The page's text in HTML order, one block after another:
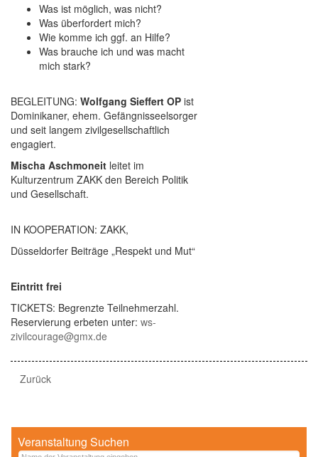
Was ist möglich, was nicht?
Was überfordert mich?
Wie komme ich ggf. an Hilfe?
Was brauche ich und was macht
mich stark?
BEGLEITUNG: Wolfgang Sieffert OP ist
Dominikaner, ehem. Gefängnisseelsorger
und seit langem zivilgesellschaftlich
engagiert.
Mischa Aschmoneit leitet im
Kulturzentrum ZAKK den Bereich Politik
und Gesellschaft.
IN KOOPERATION: ZAKK,
Düsseldorfer Beiträge „Respekt und Mut“
Eintritt frei
TICKETS: Begrenzte Teilnehmerzahl.
Reservierung erbeten unter: ws-
zivilcourage@gmx.de
Zurück
Veranstaltung Suchen